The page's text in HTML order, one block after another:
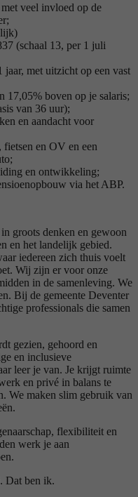
veel invloed op de
(schaal 13, per 1 juli
met uitzicht op een vast
17,05% boven op je salaris;
van 36 uur);
en aandacht voor
en OV en een
en ontwikkeling;
via het ABP.
groots denken en gewoon
en het landelijk gebied.
iedereen zich thuis voelt
Wij zijn er voor onze
in de samenleving. We
Bij de gemeente Deventer
professionals die samen
gezien, gehoord en
en inclusieve
leer je van. Je krijgt ruimte
en privé in balans te
We maken slim gebruik van
flexibiliteit en
werk je aan
Dat ben ik.